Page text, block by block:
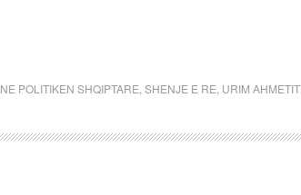
NE POLITIKEN SHQIPTARE SHENJE E RE URIM AHMETIT